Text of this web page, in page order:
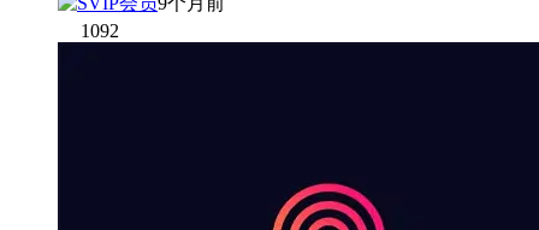
1092